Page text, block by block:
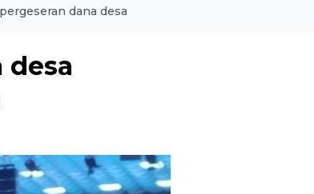
dana desa
desa